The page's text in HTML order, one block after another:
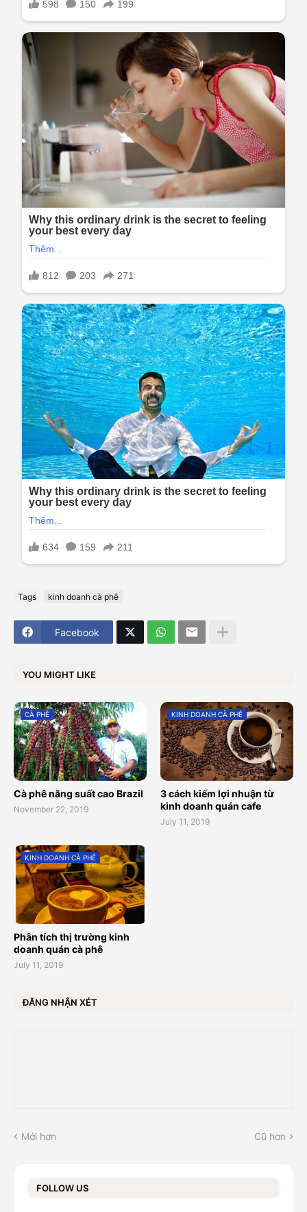
Tags kinh doanh cà phê
Facebook
YOU MIGHT LIKE
CÀ PHÊ
Cà phê năng suất cao Brazil
November 22, 2019
KINH DOANH CÀ PHÊ
3 cách kiếm lợi nhuận từ
kinh doanh quán cafe
July 11, 2019
KINH DOANH CÀ PHÊ
Phân tích thị trường kinh
doanh quán cà phê
July 11, 2019
ĐĂNG NHẬN XÉT
Mới hơn Cũ hơn
FOLLOW US